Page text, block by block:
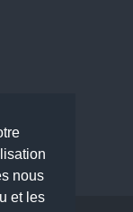
nous
et les